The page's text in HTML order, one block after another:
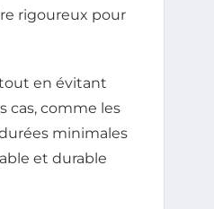
rigoureux pour
en évitant
cas, comme les
minimales
et durable